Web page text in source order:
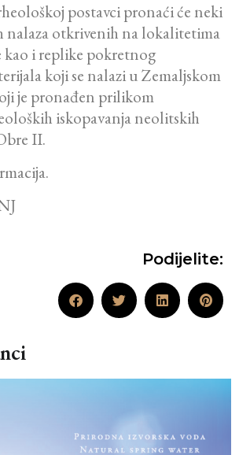
postavci pronaći će neki
nalaza otkrivenih na lokalitetima
i replike pokretnog
koji se nalazi u Zemaljskom
je pronađen prilikom
iskopavanja neolitskih
II.
Podijelite: